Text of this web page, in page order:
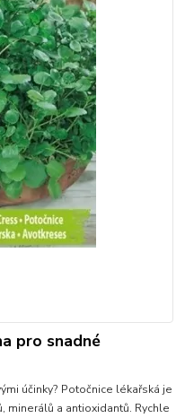
pro snadné
účinky? Potočnice lékařská je
minerálů a antioxidantů. Rychle